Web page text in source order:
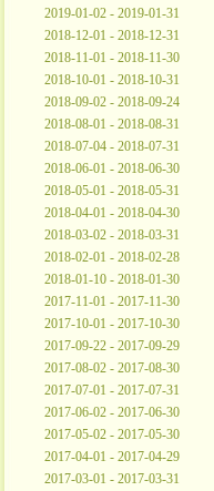
2019-01-02 - 2019-01-31
2018-12-01 - 2018-12-31
2018-11-01 - 2018-11-30
2018-10-01 - 2018-10-31
2018-09-02 - 2018-09-24
2018-08-01 - 2018-08-31
2018-07-04 - 2018-07-31
2018-06-01 - 2018-06-30
2018-05-01 - 2018-05-31
2018-04-01 - 2018-04-30
2018-03-02 - 2018-03-31
2018-02-01 - 2018-02-28
2018-01-10 - 2018-01-30
2017-11-01 - 2017-11-30
2017-10-01 - 2017-10-30
2017-09-22 - 2017-09-29
2017-08-02 - 2017-08-30
2017-07-01 - 2017-07-31
2017-06-02 - 2017-06-30
2017-05-02 - 2017-05-30
2017-04-01 - 2017-04-29
2017-03-01 - 2017-03-31